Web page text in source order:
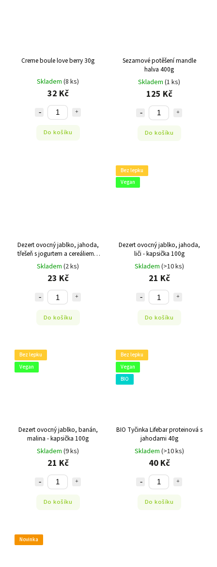
Creme boule love berry 30g
Skladem (8 ks)
32 Kč
Do košíku
Sezamové potěšení mandle
halva 400g
Skladem (1 ks)
125 Kč
Do košíku
Dezert ovocný jablko, jahoda,
třešeň s jogurtem a cereáliemi -
kapsička 120g
Skladem (2 ks)
23 Kč
Do košíku
Bez lepku
Vegan
Dezert ovocný jablko, jahoda,
liči - kapsička 100g
Skladem (>10 ks)
21 Kč
Do košíku
Bez lepku
Vegan
Dezert ovocný jablko, banán,
malina - kapsička 100g
Skladem (9 ks)
21 Kč
Do košíku
Bez lepku
Vegan
BIO
BIO Tyčinka Lifebar proteinová s
jahodami 40g
Skladem (>10 ks)
40 Kč
Do košíku
Novinka